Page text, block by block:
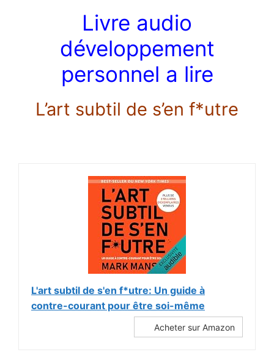
Livre audio
développement
personnel a lire
L’art subtil de s’en f*utre
L'art subtil de s'en f*utre: Un guide à
contre-courant pour être soi-même
Acheter sur Amazon